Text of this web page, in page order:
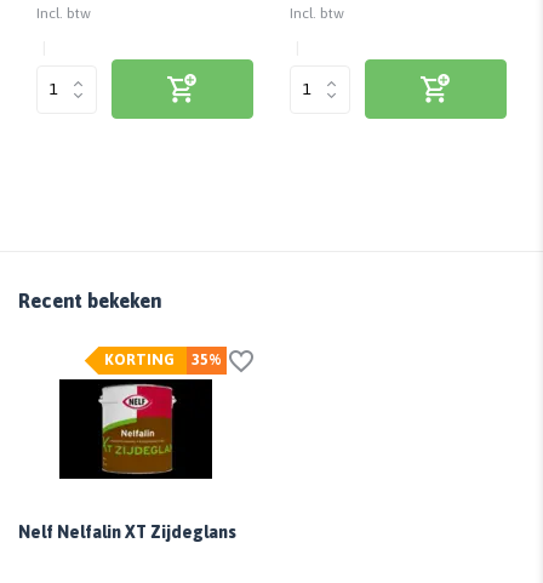
Incl. btw Incl. btw
Recent bekeken
35%
KORTING
Nelf Nelfalin XT Zijdeglans